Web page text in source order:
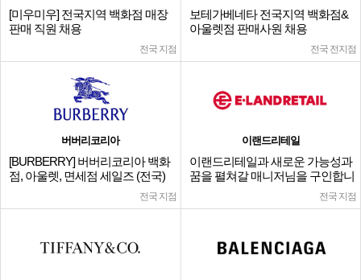
[미우미우] 전국지역 백화점 매장
판매 직원 채용
전국 지점
보테가베네타 전국지역 백화점&
아울렛점 판매사원 채용
전국 전지점
버버리코리아
[BURBERRY] 버버리코리아 백화
점, 아울렛, 면세점 세일즈 (전국)
전국 지점
이랜드리테일
이랜드리테일과 새로운 가능성과
꿈을 펼쳐갈 매니저님을 구인합니
전국 지점